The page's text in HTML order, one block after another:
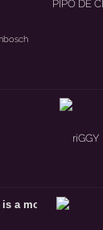
a motherf*cker